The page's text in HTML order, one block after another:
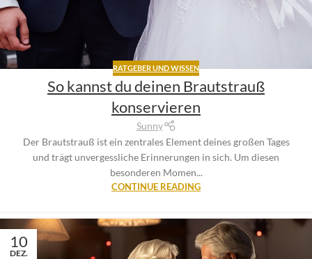
RATGEBER UND WISSEN
So kannst du deinen Brautstrauß
konservieren
Sunny
Der Brautstrauß ist ein zentrales Element deines großen Tages
und trägt unvergessliche Erinnerungen in sich. Um diesen
besonderen Momen...
CONTINUE READING
10
DEZ.